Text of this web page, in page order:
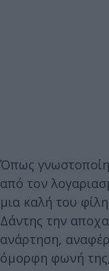
Όπως
από τον
μια καλή του
Δάντης την
ανάρτηση,
όμορφη φωνή της,